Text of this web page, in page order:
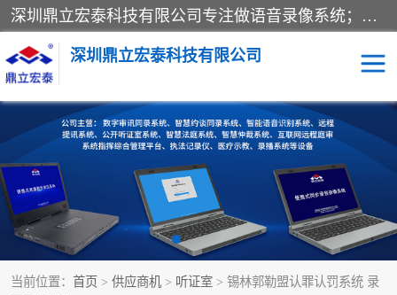
深圳鼎立宏泰科技有限公司专注做语音录像系统；主要服务有：约谈室同步录音录像系统、设计数字询问同步录音录像、数字约谈室同步录音录像、公开听证室、智慧庭审、智能语音识别转写、远程提讯（提审）、记录仪、远程指挥综合管理平台、录播系统等
深圳鼎立宏泰科技有限公司
当前位置： 首页 > 供应商机 > 听证室 > 锡林郭勒盟认罪认罚系统 录
同步录音录像设备 便携式审讯设备
数字法庭 听证室
远程提讯 语音识别